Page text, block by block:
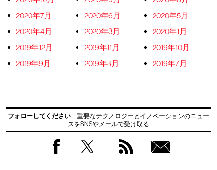
2020年7月
2020年6月
2020年5月
2020年4月
2020年3月
2020年1月
2019年12月
2019年11月
2019年10月
2019年9月
2019年8月 2019年7月
フォローしてください
重要なテクノロジーとイノベーションのニュー
スをSNSやメールで受け取る